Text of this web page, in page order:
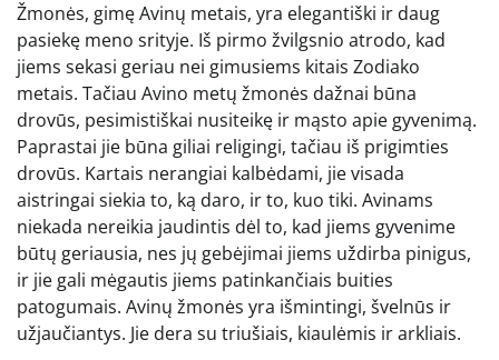
Žmonės, gimę Avinų metais, yra elegantiški ir daug
pasiekę meno srityje. Iš pirmo žvilgsnio atrodo, kad
jiems sekasi geriau nei gimusiems kitais Zodiako
metais. Tačiau Avino metų žmonės dažnai būna
drovūs, pesimistiškai nusiteikę ir mąsto apie gyvenimą.
Paprastai jie būna giliai religingi, tačiau iš prigimties
drovūs. Kartais nerangiai kalbėdami, jie visada
aistringai siekia to, ką daro, ir to, kuo tiki. Avinams
niekada nereikia jaudintis dėl to, kad jiems gyvenime
būtų geriausia, nes jų gebėjimai jiems uždirba pinigus,
ir jie gali mėgautis jiems patinkančiais buities
patogumais. Avinų žmonės yra išmintingi, švelnūs ir
užjaučiantys. Jie dera su triušiais, kiaulėmis ir arkliais.